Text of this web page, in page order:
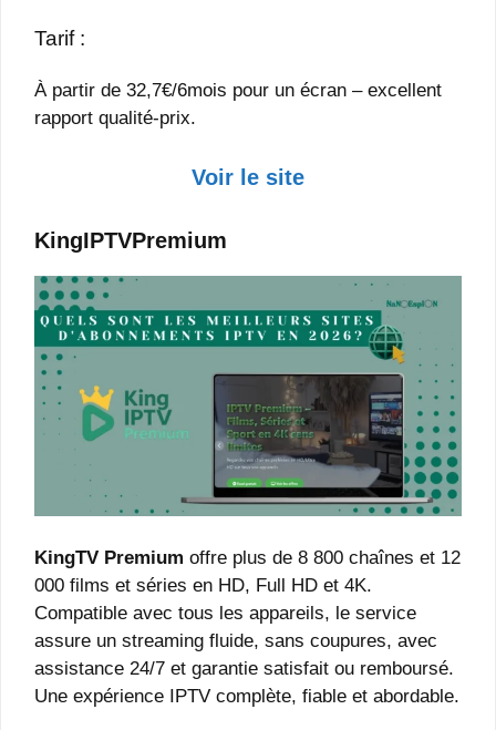
Tarif :
À partir de 32,7€/6mois pour un écran – excellent
rapport qualité-prix.
Voir le site
KingIPTVPremium
KingTV Premium offre plus de 8 800 chaînes et 12
000 films et séries en HD, Full HD et 4K.
Compatible avec tous les appareils, le service
assure un streaming fluide, sans coupures, avec
assistance 24/7 et garantie satisfait ou remboursé.
Une expérience IPTV complète, fiable et abordable.